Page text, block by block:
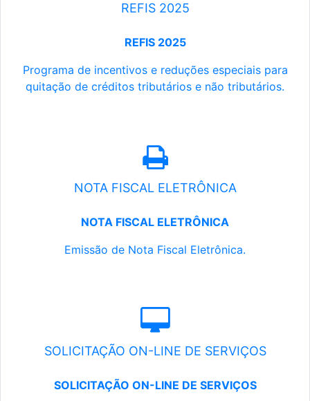
REFIS 2025
REFIS 2025
Programa de incentivos e reduções especiais para
quitação de créditos tributários e não tributários.
NOTA FISCAL ELETRÔNICA
NOTA FISCAL ELETRÔNICA
Emissão de Nota Fiscal Eletrônica.
SOLICITAÇÃO ON-LINE DE SERVIÇOS
SOLICITAÇÃO ON-LINE DE SERVIÇOS